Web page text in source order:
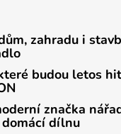
zahradu i
budou letos
značka
dílnu